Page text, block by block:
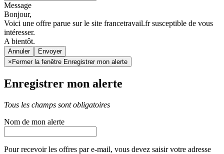
Message
Bonjour,
Voici une offre parue sur le site francetravail.fr susceptible de vous
intéresser.
A bientôt.
Annuler
× Fermer la fenêtre Enregistrer mon alerte
Enregistrer mon alerte
Tous les champs sont obligatoires
Nom de mon alerte
Pour recevoir les offres par e-mail, vous devez saisir votre adresse